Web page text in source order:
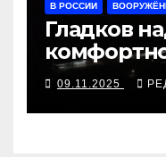
В РОССИИ
Гладков
09.11.2025